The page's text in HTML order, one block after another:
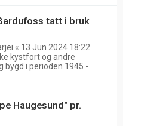
tatt i bruk
« 13 Jun 2024 18:22
kystfort og andre
bygd i perioden 1945 -
Haugesund" pr.